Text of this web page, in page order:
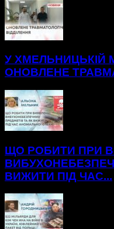
У ХМЕЛЬНИЦЬКІЙ
ОНОВЛЕНЕ
ЩО РОБИТИ ПРИ
ВИЖИТИ ПІД ЧАС...